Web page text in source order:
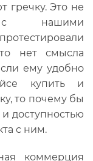
гречку. Это не
с нашими
нет смысла
ему удобно
купить и
то почему бы
доступностью
с ним.
коммерция